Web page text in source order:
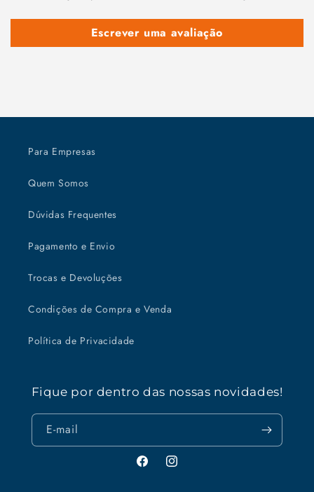
Escrever uma avaliação
Para Empresas
Quem Somos
Dúvidas Frequentes
Pagamento e Envio
Trocas e Devoluções
Condições de Compra e Venda
Política de Privacidade
Fique por dentro das nossas novidades!
E-mail
FacebookInstagram